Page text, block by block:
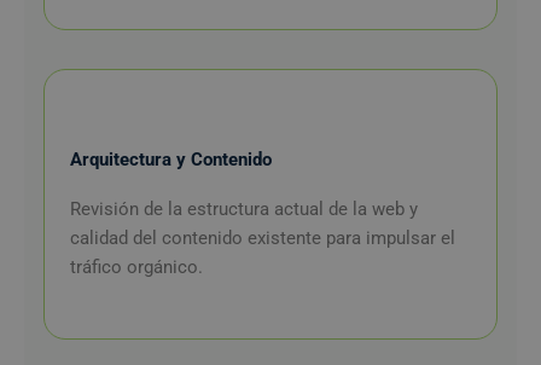
Arquitectura y Contenido
Revisión de la estructura actual de la web y
calidad del contenido existente para impulsar el
tráfico orgánico.